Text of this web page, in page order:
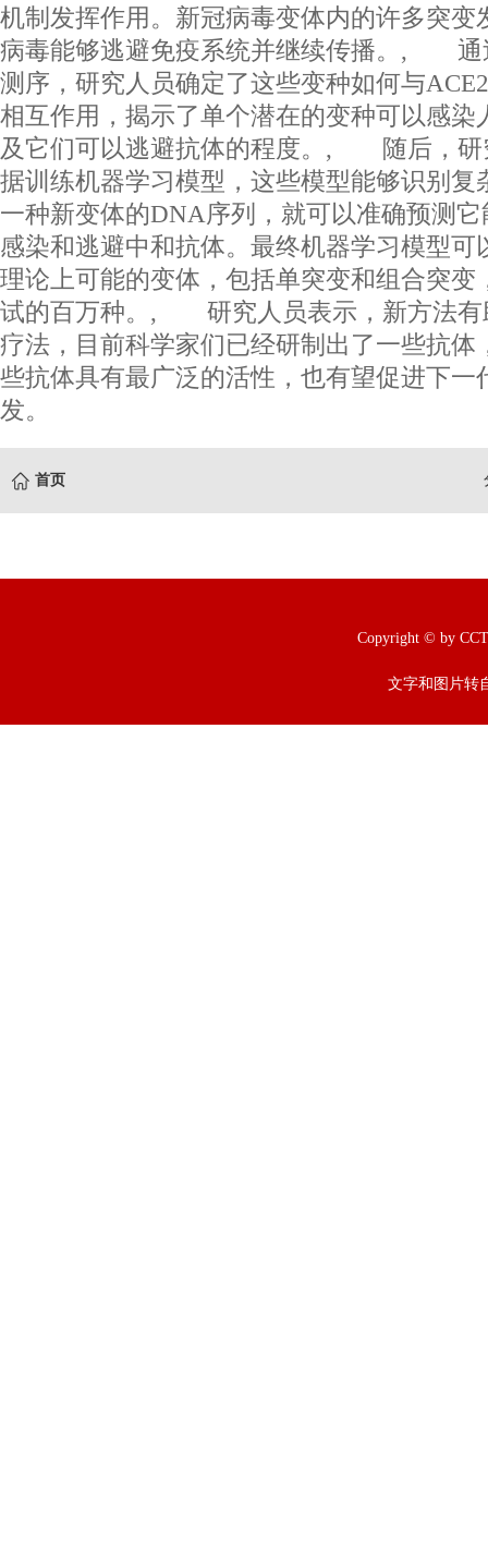
机制发挥作用。新冠病毒变体内的许多突变
病毒能够逃避免疫系统并继续传播。, 通
测序，研究人员确定了这些变种如何与
相互作用，揭示了单个潜在的变种可以感染
及它们可以逃避抗体的程度。, 随后，研
据训练机器学习模型，这些模型能够识别
一种新变体的DNA序列，就可以准确预测
感染和逃避中和抗体。最终机器学习模型可
理论上可能的变体，包括单突变和组合突变
试的百万种。, 研究人员表示，新方法有
疗法，目前科学家们已经研制出了一些抗体
些抗体具有最广泛的活性，也有望促进下一
发。
首页
Copyright © by
文字和图片转